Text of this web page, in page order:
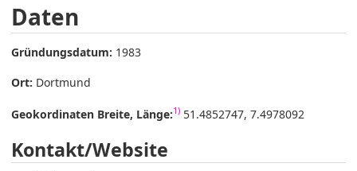
Daten
Gründungsdatum: 1983
Ort: Dortmund
Geokordinaten Breite, Länge:1) 51.4852747, 7.4978092
Kontakt/Website